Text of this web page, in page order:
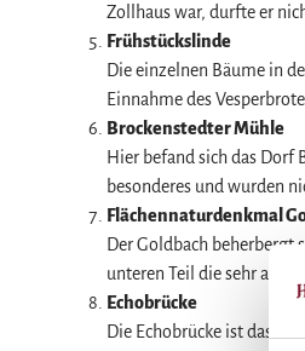
Zollhaus war, durfte er
Frühstückslinde
Die einzelnen Bäume in
Einnahme des
Brockenstedter Mühle
Hier befand sich das Dorf
besonderes und wurden
Flächennaturdenkmal
Der Goldbach beherbergt
unteren Teil die sehr alten
Echobrücke
Die Echobrücke ist das